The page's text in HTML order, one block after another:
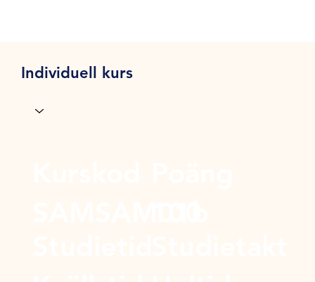
Individuell kurs